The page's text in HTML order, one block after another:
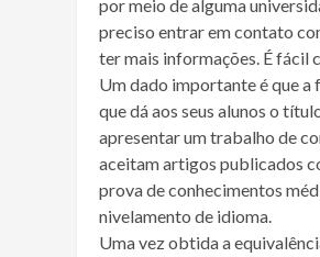
por meio de alguma
preciso entrar em contato
ter mais informações. É fácil
Um dado importante é que
que dá aos seus alunos o
apresentar um trabalho de
aceitam artigos publicados
prova de conhecimentos
nivelamento de idioma.
Uma vez obtida a